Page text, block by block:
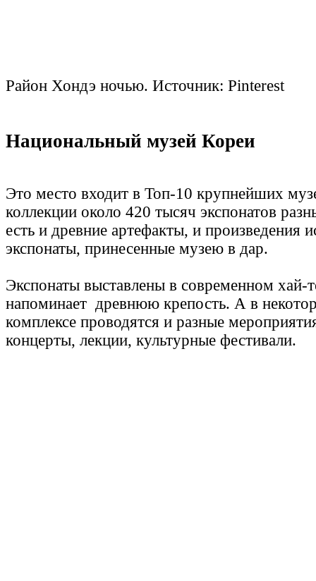
Район Хондэ ночью. Источник: Pinterest
Национальный музей Кореи
Это место входит в Топ-10 крупнейших
коллекции около 420 тысяч экспонатов
есть и древние артефакты, и произведения
экспонаты, принесенные музею в дар.
Экспонаты выставлены в современном хай-
напоминает древнюю крепость. А в
комплексе проводятся и разные
концерты, лекции, культурные фестивали.